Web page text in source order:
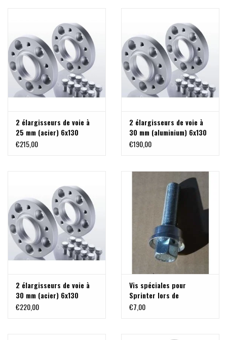
2 élargisseurs de voie à
25 mm (acier) 6x130
M14x1,5
€215,00
2 élargisseurs de voie à
30 mm (aluminium) 6x130
M14x1,5 pour Sprinter ,
€190,00
2 élargisseurs de voie à
30 mm (acier) 6x130
M14x1,5 pour Sprinter ,
€220,00
Vis spéciales pour
Sprinter lors de
l'utilisation des
€7,00